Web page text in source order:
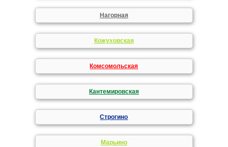
Нагорная
Кожуховская
Комсомольская
Кантемировская
Строгино
Марьино